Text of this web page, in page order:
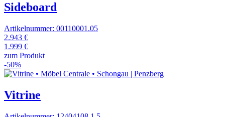
Sideboard
Artikelnummer: 00110001.05
2.943 €
1.999 €
zum Produkt
-50%
Vitrine